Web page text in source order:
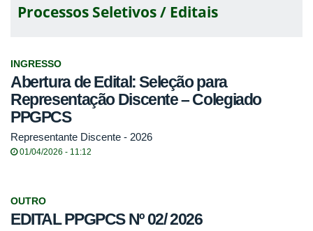
Processos Seletivos / Editais
INGRESSO
Abertura de Edital: Seleção para
Representação Discente – Colegiado
PPGPCS
Representante Discente - 2026
01/04/2026 - 11:12
OUTRO
EDITAL PPGPCS Nº 02/ 2026